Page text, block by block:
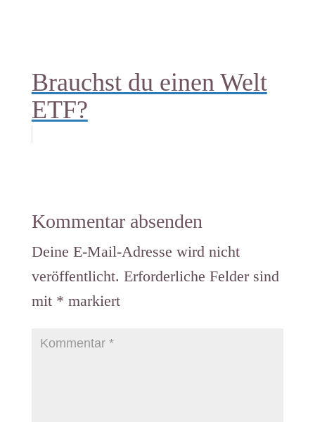
Brauchst du einen Welt
ETF?
Kommentar absenden
Deine E-Mail-Adresse wird nicht
veröffentlicht. Erforderliche Felder sind
mit * markiert